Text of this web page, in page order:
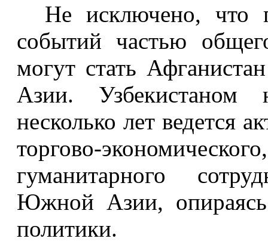
Не исключено, что
событий частью
могут стать
Азии.
несколько лет ведется
торгово-
гуманитарного
Южной Азии,
политики.